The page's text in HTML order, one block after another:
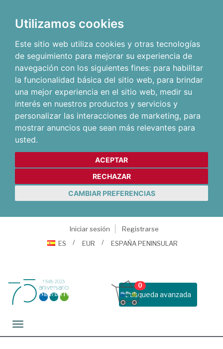
Utilizamos cookies
Este sitio web utiliza cookies y otras tecnologías
de seguimiento para mejorar su experiencia de
navegación con los siguientes fines: para habilitar
la funcionalidad básica del sitio web, para brindar
una mejor experiencia en el sitio web, medir su
interés en nuestros productos y servicios y
personalizar las interacciones de marketing, para
mostrar anuncios que sean más relevantes para
usted.
ACEPTAR
RECHAZAR
CAMBIAR PREFERENCIAS
Iniciar sesión
Registrarse
ES
EUR ESPAÑA PENINSULAR
Busqueda avanzada
0
Toggle navigation